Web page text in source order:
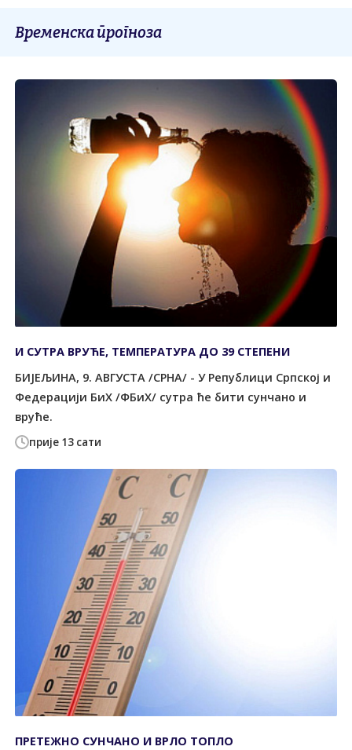
Временска прогноза
прије 13 сати
И СУТРА ВРУЋЕ, ТЕМПЕРАТУРА ДО 39 СТЕПЕНИ
БИЈЕЉИНА, 9. АВГУСТА /СРНА/ - У Републици Српској и
Федерацији БиХ /ФБиХ/ сутра ће бити сунчано и
вруће.
ПРЕТЕЖНО СУНЧАНО И ВРЛО ТОПЛО